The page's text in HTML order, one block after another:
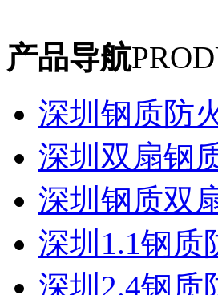
产品导航
深圳钢质防
深圳双扇钢
深圳钢质双
深圳1.1钢质
深圳2.4钢质